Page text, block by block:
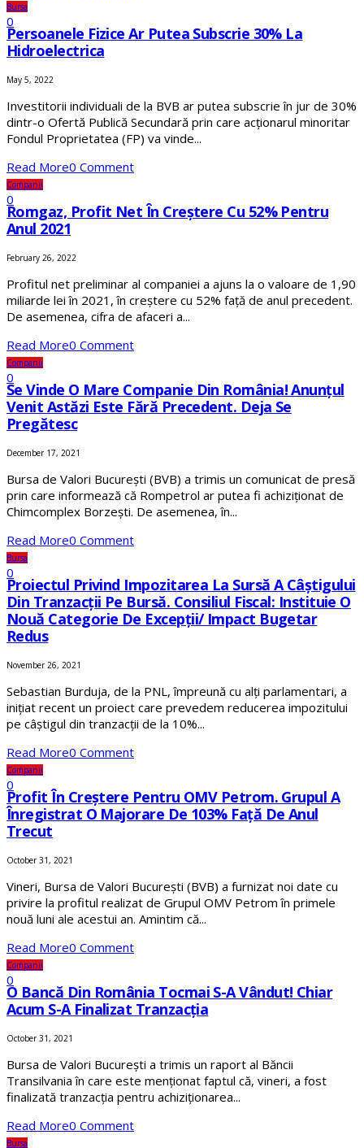
Bursa
0
Persoanele Fizice Ar Putea Subscrie 30% La
Hidroelectrica
May 5, 2022
Investitorii individuali de la BVB ar putea subscrie în jur de 30%
dintr-o Ofertă Publică Secundară prin care acționarul minoritar
Fondul Proprietatea (FP) va vinde...
Read More0 Comment
Companii
0
Romgaz, Profit Net În Creștere Cu 52% Pentru
Anul 2021
February 26, 2022
Profitul net preliminar al companiei a ajuns la o valoare de 1,90
miliarde lei în 2021, în creștere cu 52% față de anul precedent.
De asemenea, cifra de afaceri a...
Read More0 Comment
Companii
0
Se Vinde O Mare Companie Din România! Anunțul
Venit Astăzi Este Fără Precedent. Deja Se
Pregătesc
December 17, 2021
Bursa de Valori București (BVB) a trimis un comunicat de presă
prin care informează că Rompetrol ar putea fi achiziționat de
Chimcomplex Borzești. De asemenea, în...
Read More0 Comment
Bursa
0
​Proiectul Privind Impozitarea La Sursă A Câștigului
Din Tranzacții Pe Bursă. Consiliul Fiscal: Instituie O
Nouă Categorie De Excepții/ Impact Bugetar
Redus
November 26, 2021
Sebastian Burduja, de la PNL, împreună cu alți parlamentari, a
inițiat recent un proiect care prevedem reducerea impozitului
pe câștigul din tranzacții de la 10%...
Read More0 Comment
Companii
0
Profit În Creștere Pentru OMV Petrom. Grupul A
Înregistrat O Majorare De 103% Față De Anul
Trecut
October 31, 2021
Vineri, Bursa de Valori București (BVB) a furnizat noi date cu
privire la profitul realizat de Grupul OMV Petrom în primele
nouă luni ale acestui an. Amintim că...
Read More0 Comment
Companii
0
O Bancă Din România Tocmai S-A Vândut! Chiar
Acum S-A Finalizat Tranzacția
October 31, 2021
Bursa de Valori București a trimis un raport al Băncii
Transilvania în care este menționat faptul că, vineri, a fost
finalizată tranzacția pentru achiziționarea...
Read More0 Comment
Bursa